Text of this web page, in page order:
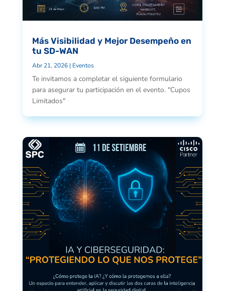
Más Visibilidad y Mejor Desempeño en
tu SD-WAN
Abr 21, 2026| Eventos
Te invitamos a completar el siguiente formulario
para asegurar tu participación en el evento. "Cupos
Limitados"